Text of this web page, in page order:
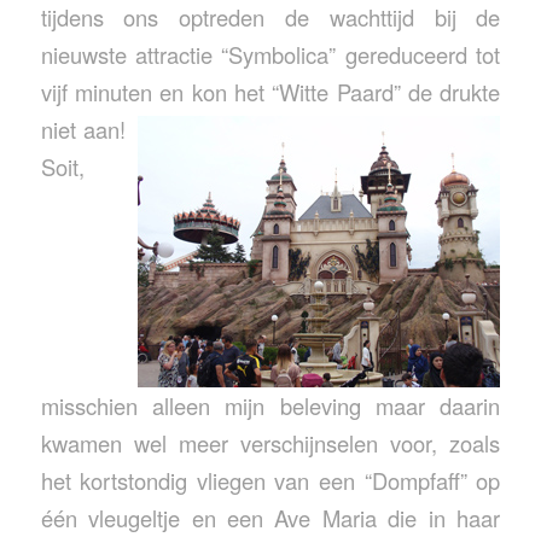
tijdens ons optreden de wachttijd bij de
nieuwste attractie “Symbolica” gereduceerd tot
vijf minuten en kon het “Witte Paard” de drukte
niet aan!
Soit,
misschien alleen mijn beleving maar daarin
kwamen wel meer verschijnselen voor, zoals
het kortstondig vliegen van een “Dompfaff” op
één vleugeltje en een Ave Maria die in haar